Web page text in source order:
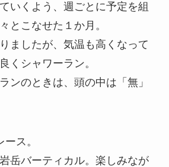
いくよう、週ごとに予定を組
とこなせた１か月。
ましたが、気温も高くなって
くシャワーラン。
ンのときは、頭の中は「無」
ス。
岳バーティカル。楽しみなが